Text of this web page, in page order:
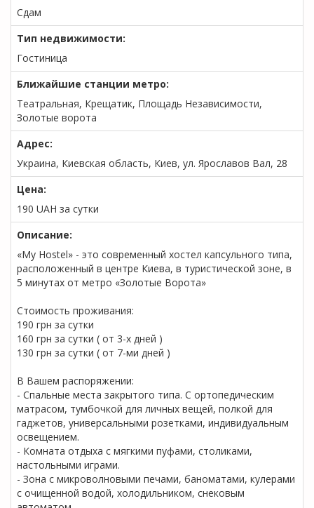
Сдам
Тип недвижимости:
Гостиница
Ближайшие станции метро:
Театральная, Крещатик, Площадь Независимости,
Золотые ворота
Адрес:
Украина, Киевская область, Киев, ул. Ярославов Вал, 28
Цена:
190 UAH за сутки
Описание:
«My Hostel» - это современный хостел капсульного типа,
расположенный в центре Киева, в туристической зоне, в
5 минутах от метро «Золотые Ворота»
Стоимость проживания:
190 грн за сутки
160 грн за сутки ( от 3-х дней )
130 грн за сутки ( от 7-ми дней )
В Вашем распоряжении:
- Спальные места закрытого типа. С ортопедическим
матрасом, тумбочкой для личных вещей, полкой для
гаджетов, универсальными розетками, индивидуальным
освещением.
- Комната отдыха с мягкими пуфами, столиками,
настольными играми.
- Зона с микроволновыми печами, баноматами, кулерами
с очищенной водой, холодильником, снековым